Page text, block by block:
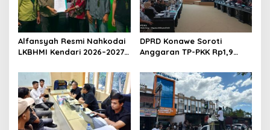
Alfansyah Resmi Nahkodai
LKBHMI Kendari 2026–2027,
Hukum
DPRD Konawe Soroti
Anggaran TP-PKK Rp1,9
untuk Perjalanan Dinas